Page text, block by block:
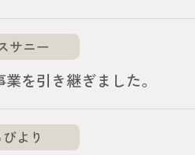
サニー
を引き継ぎました。
より